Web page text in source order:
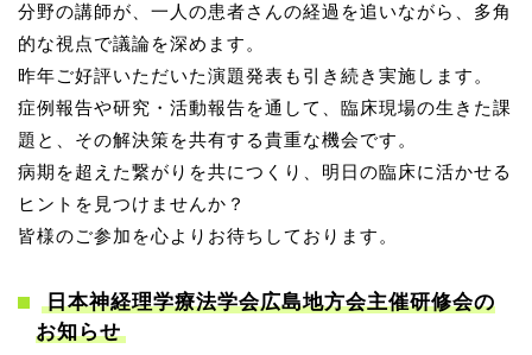
分野の講師が、一人の患者さんの経過を追いながら、多角
的な視点で議論を深めます。
昨年ご好評いただいた演題発表も引き続き実施します。
症例報告や研究・活動報告を通して、臨床現場の生きた課
題と、その解決策を共有する貴重な機会です。
病期を超えた繋がりを共につくり、明日の臨床に活かせる
ヒントを見つけませんか？
皆様のご参加を心よりお待ちしております。
日本神経理学療法学会広島地方会主催研修会の
お知らせ